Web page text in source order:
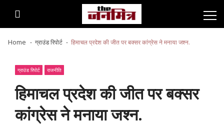
Home ग्राउंड रिपोर्ट हिमाचल प्रदेश की जीत पर बक्सर कांग्रेस ने मनाया जश्न.
ग्राउंड रिपोर्ट राजनीति
हिमाचल प्रदेश की जीत पर बक्सर
कांग्रेस ने मनाया जश्न.